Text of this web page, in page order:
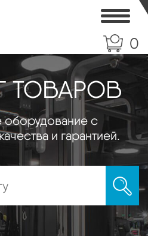
0
ТОВАРОВ
с
и гарантией.